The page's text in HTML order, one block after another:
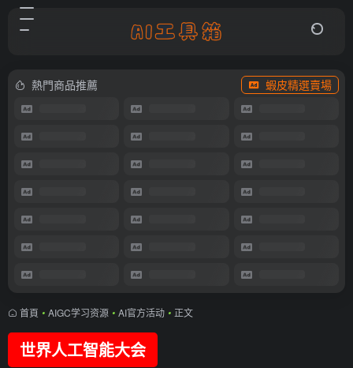
熱門商品推薦 蝦皮精選賣場
首頁 • AIGC学习资源 • AI官方活动 • 正文
世界人工智能大会